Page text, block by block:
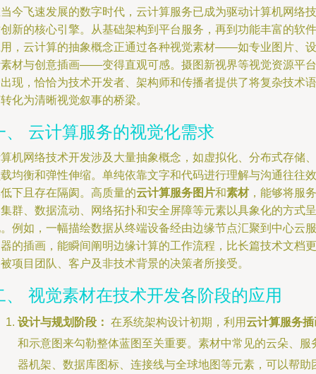
今飞速发展的数字时代，云计算服务已成为驱动计算机网络技
新的核心引擎。从基础架构到平台服务，再到功能丰富的软件
，云计算的抽象概念正通过各种视觉素材——如专业图片、设
材与创意插画——变得直观可感。摄图新视界等视觉资源平台
现，恰恰为技术开发者、架构师和传播者提供了将复杂技术语
化为清晰视觉叙事的桥梁。
、 云计算服务的视觉化需求
机网络技术开发涉及大量抽象概念，如虚拟化、分布式存储、
均衡和弹性伸缩。单纯依靠文字和代码进行理解与沟通往往效
下且存在隔阂。高质量的云计算服务图片和素材，能够将服务
群、数据流动、网络拓扑和安全屏障等元素以具象化的方式呈
例如，一幅描绘数据从终端设备经由边缘节点汇聚到中心云服
的插画，能瞬间阐明边缘计算的工作流程，比长篇技术文档更
项目团队、客户及非技术背景的决策者所接受。
、 视觉素材在技术开发各阶段的应用
设计与规划阶段： 在系统架构设计初期，利用云计算服务插
和示意图来勾勒整体蓝图至关重要。素材中常见的云朵、服
器机架、数据库图标、连接线与全球地图等元素，可以帮助